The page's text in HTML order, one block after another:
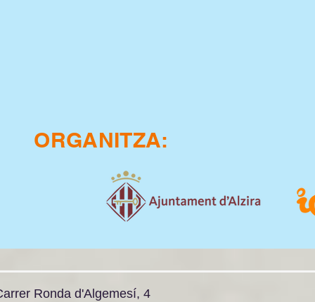
ORGANITZA:
Ronda d'Algemesí, 4